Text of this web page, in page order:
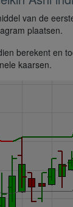
van de
plaatsen.
berekent en
kaarsen.